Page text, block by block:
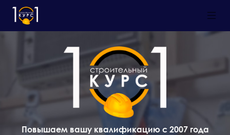
Повышаем вашу квалификацию с 2007 года